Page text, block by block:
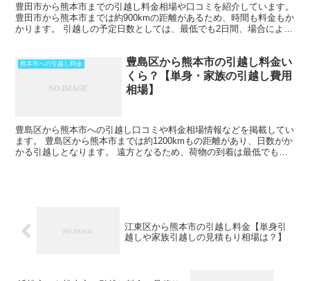
豊田市から熊本市までの引越し料金相場や口コミを紹介しています。
豊田市から熊本市までは約900kmの距離があるため、時間も料金もか
かります。 引越しの予定日数としては、最低でも2日間、場合によっ
熊本市への引越し料金
豊島区から熊本市の引越し料金い
くら？【単身・家族の引越し費用
相場】
豊島区から熊本市への引越し口コミや料金相場情報などを掲載してい
ます。 豊島区から熊本市までは約1200kmもの距離があり、日数がか
かる引越しとなります。 遠方となるため、荷物の到着は最低でも中
江東区から熊本市の引越し料金【単身引
越しや家族引越しの見積もり相場は？】